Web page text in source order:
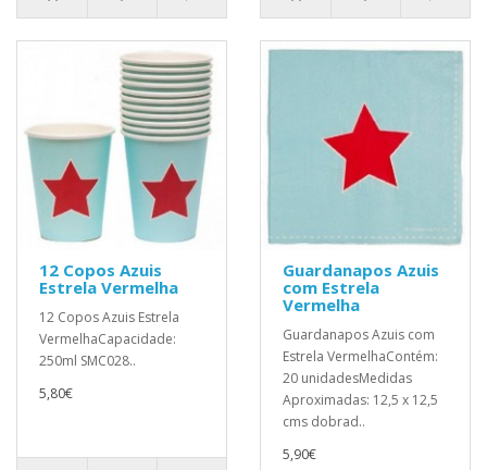
12 Copos Azuis
Estrela Vermelha
12 Copos Azuis Estrela
VermelhaCapacidade:
250ml SMC028..
5,80€
Guardanapos Azuis
com Estrela
Vermelha
Guardanapos Azuis com
Estrela VermelhaContém:
20 unidadesMedidas
Aproximadas: 12,5 x 12,5
cms dobrad..
5,90€